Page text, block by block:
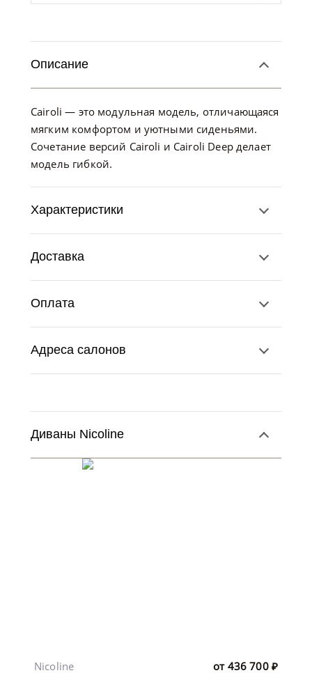
Описание
Cairoli — это модульная модель, отличающаяся
мягким комфортом и уютными сиденьями.
Сочетание версий Cairoli и Cairoli Deep делает
модель гибкой.
Характеристики
Доставка
Оплата
Адреса салонов
Диваны Nicoline
от 436 700 ₽
Nicoline